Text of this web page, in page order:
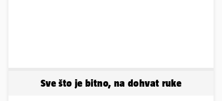
Sve što je bitno, na dohvat ruke